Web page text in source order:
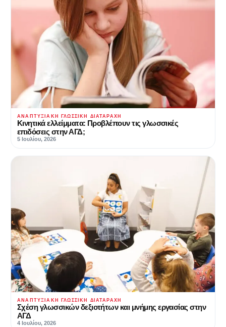
ΑΝΑΠΤΥΞΙΑΚΉ ΓΛΩΣΣΙΚΉ ΔΙΑΤΑΡΑΧΉ
Kινητικά ελλείμματα: Προβλέπουν τις γλωσσικές
επιδόσεις στην ΑΓΔ;
5 Ιουλίου, 2026
ΑΝΑΠΤΥΞΙΑΚΉ ΓΛΩΣΣΙΚΉ ΔΙΑΤΑΡΑΧΉ
Σχέση γλωσσικών δεξιοτήτων και μνήμης εργασίας στην
ΑΓΔ
4 Ιουλίου, 2026